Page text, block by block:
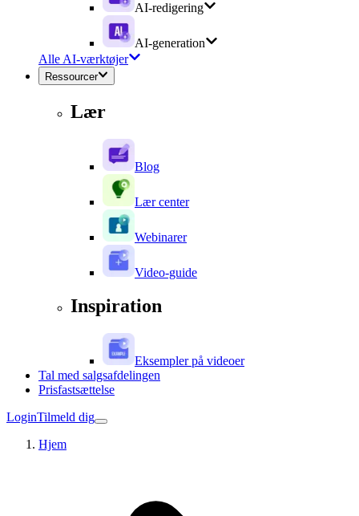
AI-redigering
AI-generation
Alle AI-værktøjer
Ressourcer
Lær
Blog
Lær center
Webinarer
Video-guide
Inspiration
Eksempler på videoer
Tal med salgsafdelingen
Prisfastsættelse
LoginTilmeld dig
Hjem